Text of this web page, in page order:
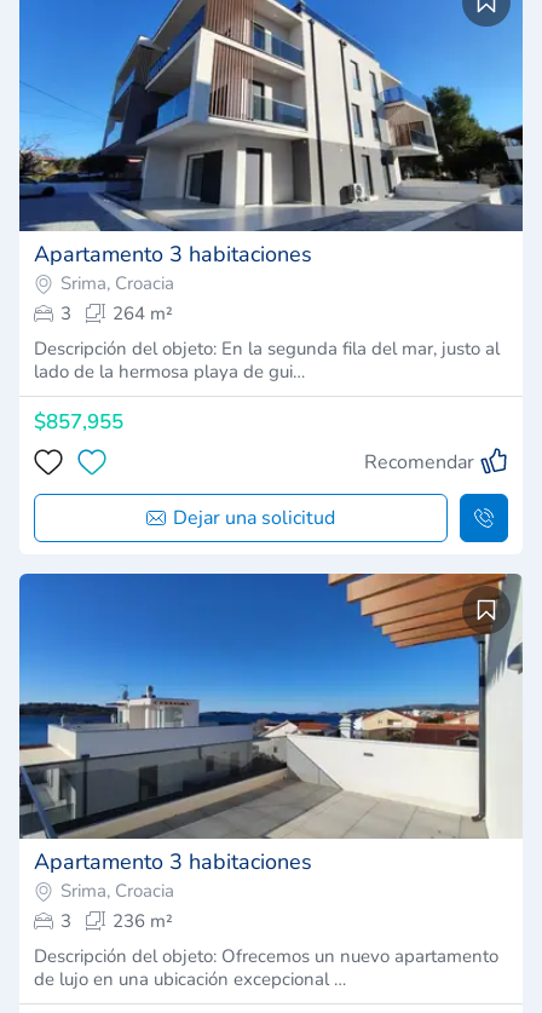
Apartamento 3 habitaciones
Srima, Croacia
3
264 m²
Descripción del objeto: En la segunda fila del mar, justo al
lado de la hermosa playa de gui…
$857,955
Recomendar
Dejar una solicitud
Apartamento 3 habitaciones
Srima, Croacia
3
236 m²
Descripción del objeto: Ofrecemos un nuevo apartamento
de lujo en una ubicación excepcional …